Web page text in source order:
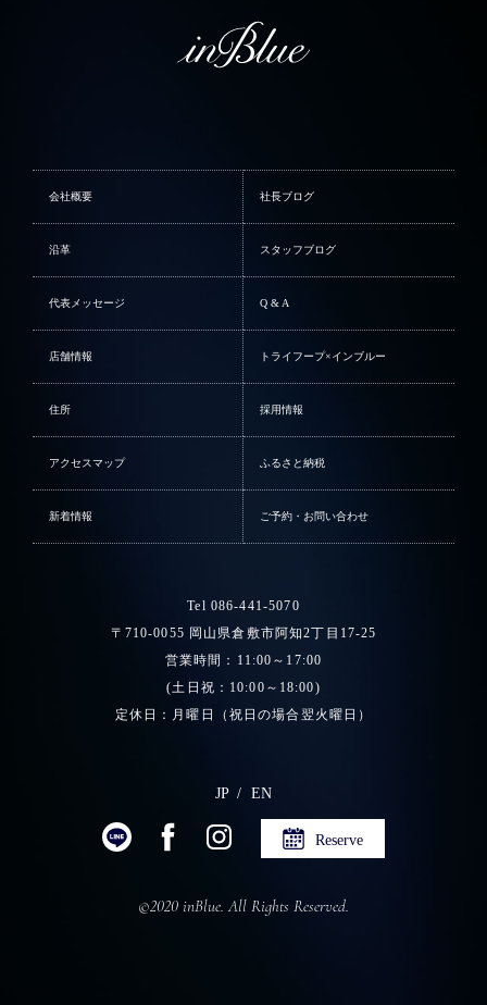
会社概要 社長ブログ
沿革 スタッフブログ
代表メッセージ Q & A
店舗情報 トライフープ×インブルー
住所 採用情報
アクセスマップ ふるさと納税
新着情報 ご予約・お問い合わせ
Tel 086-441-5070
〒710-0055 岡山県倉敷市阿知2丁目17-25
営業時間：11:00～17:00
(土日祝：10:00～18:00)
定休日：月曜日（祝日の場合翌火曜日）
JP EN
Reserve
©2020 inBlue. All Rights Reserved.